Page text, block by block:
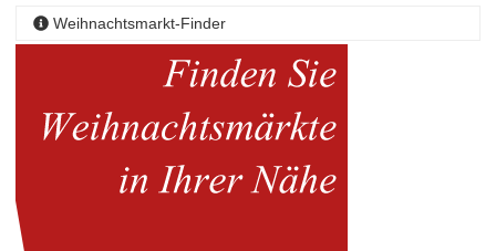
Weihnachtsmarkt-Finder